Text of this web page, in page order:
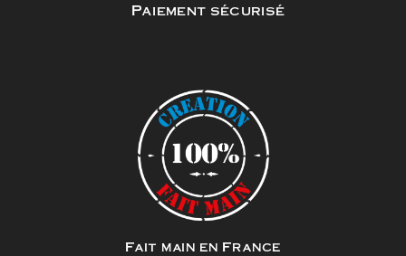
Paiement sécurisé
Fait main en France